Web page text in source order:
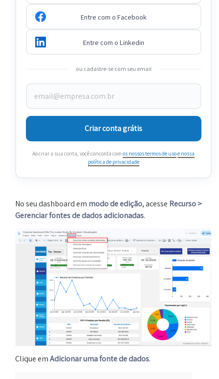
Entre com o Facebook
Entre com o Linkedin
ou cadastre-se com seu email
Criar conta grátis
Ao criar a sua conta, você concorda com os nossos termos de usoe nossa
política de privacidade
No seu dashboard em modo de edição, acesse Recurso >
Gerenciar fontes de dados adicionadas.
Clique emAdicionar uma fonte de dados.